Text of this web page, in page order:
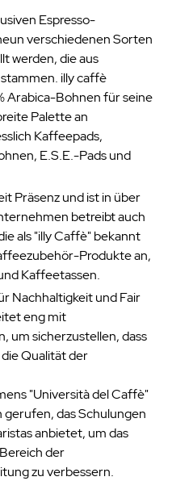
Espresso-
verschiedenen Sorten
werden, die aus
illy caffè
Arabica-Bohnen für seine
Palette an
Kaffeepads,
E.S.E.-Pads und
Präsenz und ist in über
betreibt auch
als "illy Caffè" bekannt
Produkte an,
Kaffeetassen.
Nachhaltigkeit und Fair
eng mit
um sicherzustellen, dass
Qualität der
"Università del Caffè"
das Schulungen
anbietet, um das
der
zu verbessern.